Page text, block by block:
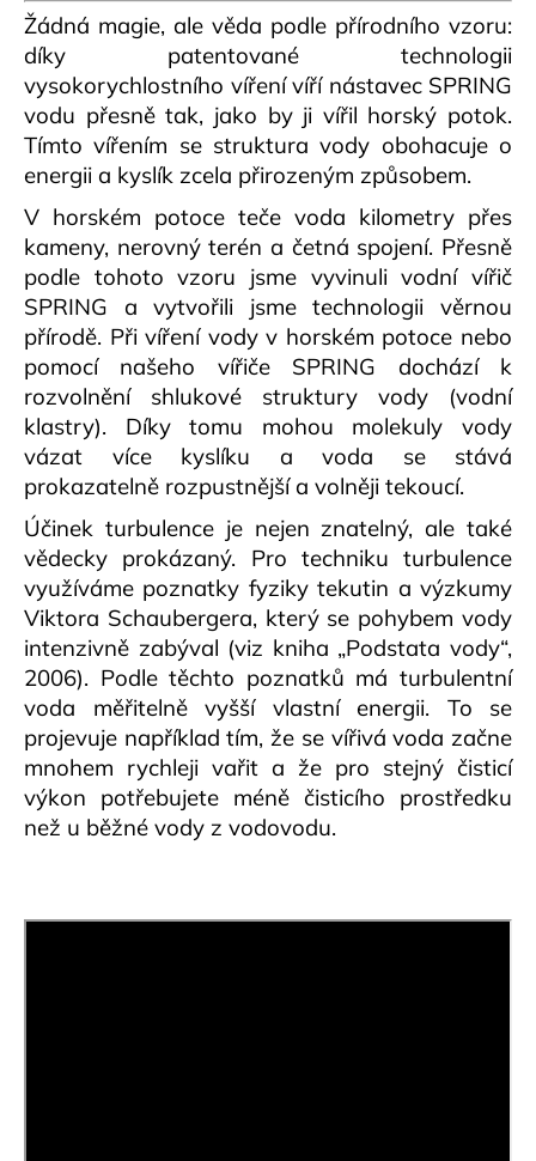
Žádná magie, ale věda podle přírodního vzoru:
díky patentované technologii
vysokorychlostního víření víří nástavec SPRING
vodu přesně tak, jako by ji vířil horský potok.
Tímto vířením se struktura vody obohacuje o
energii a kyslík zcela přirozeným způsobem.
V horském potoce teče voda kilometry přes
kameny, nerovný terén a četná spojení. Přesně
podle tohoto vzoru jsme vyvinuli vodní vířič
SPRING a vytvořili jsme technologii věrnou
přírodě. Při víření vody v horském potoce nebo
pomocí našeho vířiče SPRING dochází k
rozvolnění shlukové struktury vody (vodní
klastry). Díky tomu mohou molekuly vody
vázat více kyslíku a voda se stává
prokazatelně rozpustnější a volněji tekoucí.
Účinek turbulence je nejen znatelný, ale také
vědecky prokázaný. Pro techniku turbulence
využíváme poznatky fyziky tekutin a výzkumy
Viktora Schaubergera, který se pohybem vody
intenzivně zabýval (viz kniha „Podstata vody“,
2006). Podle těchto poznatků má turbulentní
voda měřitelně vyšší vlastní energii. To se
projevuje například tím, že se vířivá voda začne
mnohem rychleji vařit a že pro stejný čisticí
výkon potřebujete méně čisticího prostředku
než u běžné vody z vodovodu.